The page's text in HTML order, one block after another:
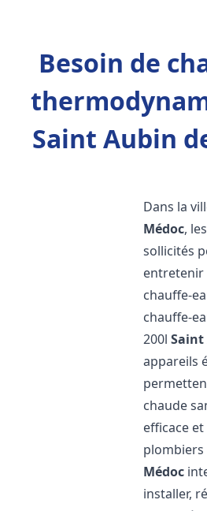
Besoin de
Saint Aubin
Dans la
Médoc,
sollicités
entretenir
chauffe-
chauffe-
200lSaint
appareils
chaude
efficace
Médoc
installer,